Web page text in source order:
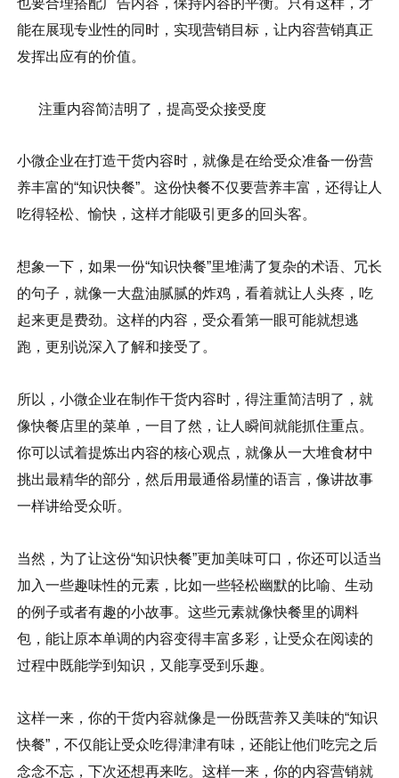
能在展现专业性的同时，实现营销目标，让内容营销真正
发挥出应有的价值。
注重内容简洁明了，提高受众接受度
小微企业在打造干货内容时，就像是在给受众准备一份营
养丰富的“知识快餐”。这份快餐不仅要营养丰富，还得让人
吃得轻松、愉快，这样才能吸引更多的回头客。
想象一下，如果一份“知识快餐”里堆满了复杂的术语、冗长
的句子，就像一大盘油腻腻的炸鸡，看着就让人头疼，吃
起来更是费劲。这样的内容，受众看第一眼可能就想逃
跑，更别说深入了解和接受了。
所以，小微企业在制作干货内容时，得注重简洁明了，就
像快餐店里的菜单，一目了然，让人瞬间就能抓住重点。
你可以试着提炼出内容的核心观点，就像从一大堆食材中
挑出最精华的部分，然后用最通俗易懂的语言，像讲故事
一样讲给受众听。
当然，为了让这份“知识快餐”更加美味可口，你还可以适当
加入一些趣味性的元素，比如一些轻松幽默的比喻、生动
的例子或者有趣的小故事。这些元素就像快餐里的调料
包，能让原本单调的内容变得丰富多彩，让受众在阅读的
过程中既能学到知识，又能享受到乐趣。
这样一来，你的干货内容就像是一份既营养又美味的“知识
快餐”，不仅能让受众吃得津津有味，还能让他们吃完之后
念念不忘，下次还想再来吃。这样一来，你的内容营销就